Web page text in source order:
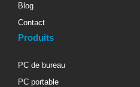
Blog
Contact
Produits
PC de bureau
PC portable